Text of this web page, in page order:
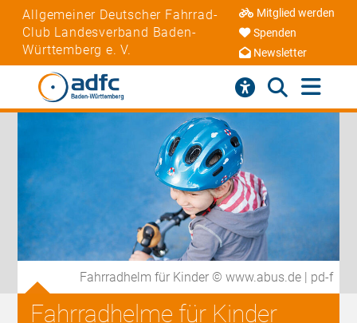
Allgemeiner Deutscher Fahrrad-
Club Landesverband Baden-
Württemberg e. V.
Mitglied werden
Spenden
Newsletter
Fahrradhelm für Kinder © www.abus.de | pd-f
Fahrradhelme für Kinder